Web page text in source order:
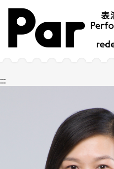
跳到主要內容區塊
網站導覽
:::